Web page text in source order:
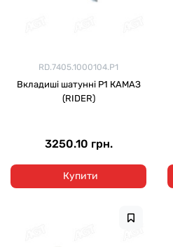
RD.7405.1000104.Р1
Вкладиші шатунні Р1 КАМАЗ
(RIDER)
3250.10 грн.
Купити